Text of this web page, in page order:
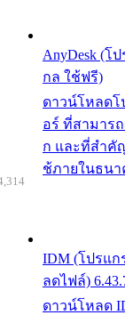
AnyDesk (โ
กล ใช้ฟรี)
ดาวน์โหลดโ
อร์ ที่สามาร
ก และที่สำคั
ช้ภายในธนา
IDM (โปรแก
ลดไฟล์)
ดาวน์โหลด